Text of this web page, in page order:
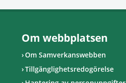
Om webbplatsen
Om Samverkanswebben
Tillgänglighetsredogörelse